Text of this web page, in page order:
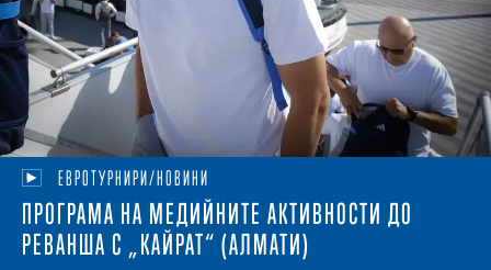
ЕВРОТУРНИРИ/НОВИНИ
ПРОГРАМА НА МЕДИЙНИТЕ АКТИВНОСТИ ДО
РЕВАНША С „КАЙРАТ“ (АЛМАТИ)